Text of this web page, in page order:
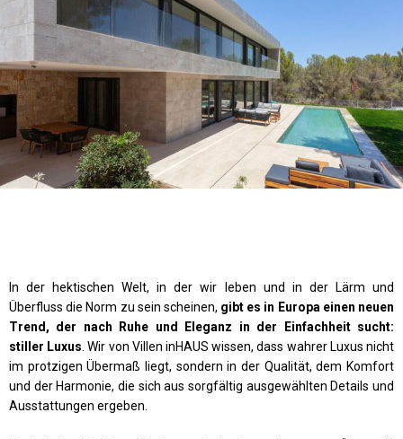
In der hektischen Welt, in der wir leben und in der Lärm und
Überfluss die Norm zu sein scheinen, gibt es in Europa einen neuen
Trend, der nach Ruhe und Eleganz in der Einfachheit sucht:
stiller Luxus . Wir von Villen inHAUS wissen, dass wahrer Luxus nicht
im protzigen Übermaß liegt, sondern in der Qualität, dem Komfort
und der Harmonie, die sich aus sorgfältig ausgewählten Details und
Ausstattungen ergeben.